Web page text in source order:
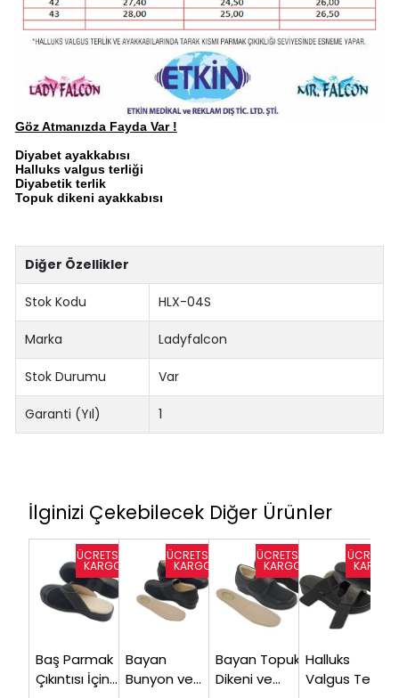
Göz Atmanızda Fayda Var !
Diyabet ayakkabısı
Halluks valgus terliği
Diyabetik terlik
Topuk dikeni ayakkabısı
Diğer Özellikler
Stok Kodu HLX-04S
Marka Ladyfalcon
Stok Durumu Var
Garanti (Yıl) 1
İlginizi Çekebilecek Diğer Ürünler
Baş Parmak
Çıkıntısı İçin
Bayan
Bunyon ve
Bayan Topuk
Dikeni ve
Halluks
Valgus Terliği